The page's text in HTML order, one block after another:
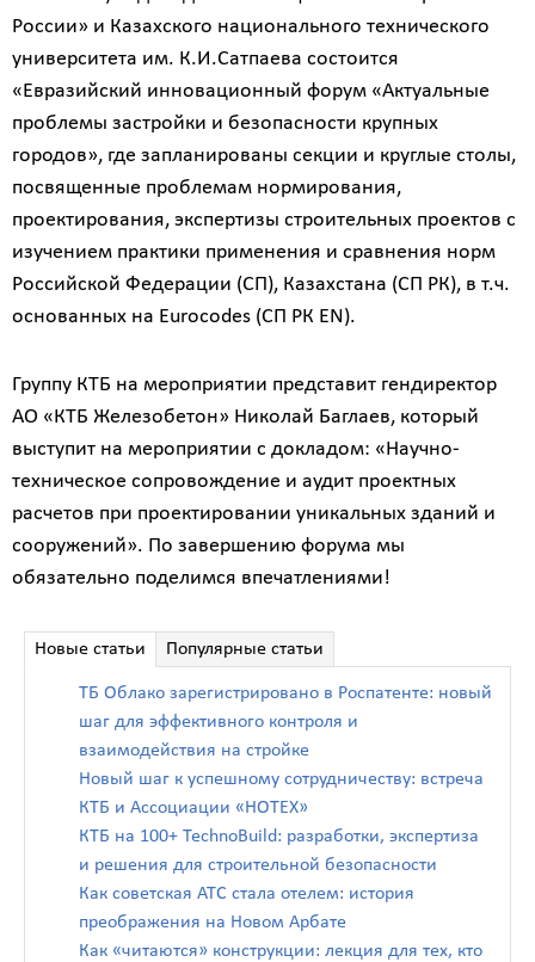
России» и Казахского национального технического
университета им. К.И.Сатпаева состоится
«Евразийский инновационный форум «Актуальные
проблемы застройки и безопасности крупных
городов», где запланированы секции и круглые столы,
посвященные проблемам нормирования,
проектирования, экспертизы строительных проектов с
изучением практики применения и сравнения норм
Российской Федерации (СП), Казахстана (СП РК), в т.ч.
основанных на Eurocodes (СП РК EN).
Группу КТБ на мероприятии представит гендиректор
АО «КТБ Железобетон» Николай Баглаев, который
выступит на мероприятии с докладом: «Научно-
техническое сопровождение и аудит проектных
расчетов при проектировании уникальных зданий и
сооружений». По завершению форума мы
обязательно поделимся впечатлениями!
Новые статьи Популярные статьи
ТБ Облако зарегистрировано в Роспатенте: новый
шаг для эффективного контроля и
взаимодействия на стройке
Новый шаг к успешному сотрудничеству: встреча
КТБ и Ассоциации «НОТЕХ»
КТБ на 100+ TechnoBuild: разработки, экспертиза
и решения для строительной безопасности
Как советская АТС стала отелем: история
преображения на Новом Арбате
Как «читаются» конструкции: лекция для тех, кто